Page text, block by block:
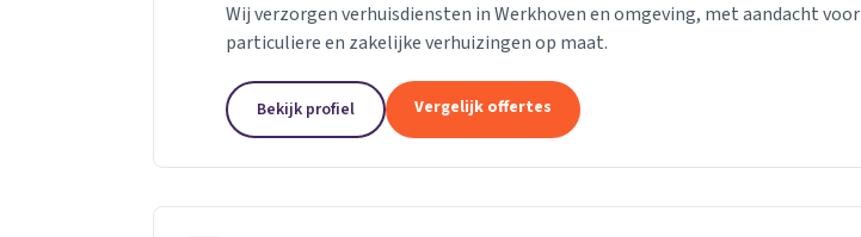
Wij verzorgen verhuisdiensten in Werkhoven en omgeving, met aandacht voor
particuliere en zakelijke verhuizingen op maat.
Bekijk profiel Vergelijk offertes